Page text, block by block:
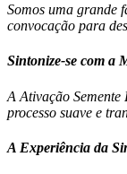
Somos uma grande
convocação para
Sintonize-se com a
A Ativação Semente
processo suave e
A Experiência da